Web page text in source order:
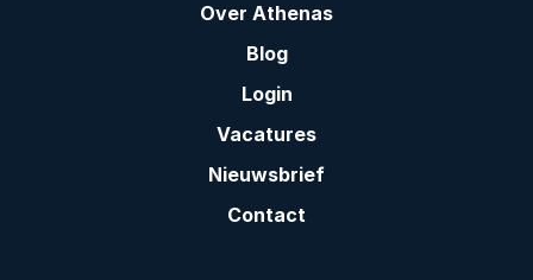
Over Athenas
Blog
Login
Vacatures
Nieuwsbrief
Contact